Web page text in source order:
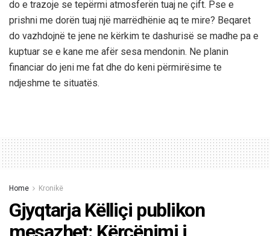
do e trazoje se tepërmi atmosferën tuaj ne çift. Pse e
prishni me dorën tuaj një marrëdhënie aq te mire? Beqaret
do vazhdojnë te jene ne kërkim te dashurisë se madhe pa e
kuptuar se e kane me afër sesa mendonin. Ne planin
financiar do jeni me fat dhe do keni përmirësime te
ndjeshme te situatës.
Home Kronikë
Gjyqtarja Këlliçi publikon